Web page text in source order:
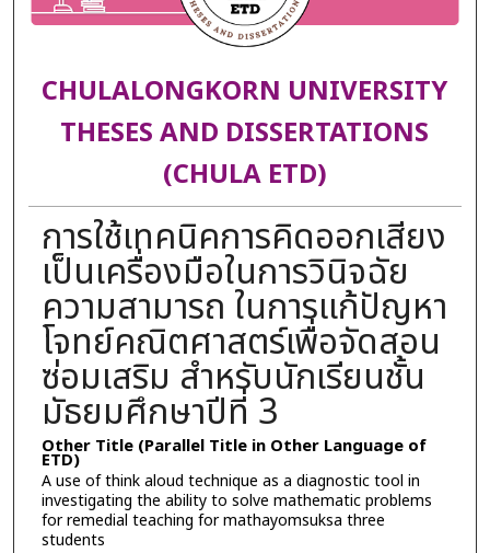
CHULALONGKORN UNIVERSITY
THESES AND DISSERTATIONS
(CHULA ETD)
การใช้เทคนิคการคิดออกเสียง
เป็นเครื่องมือในการวินิจฉัย
ความสามารถ ในการแก้ปัญหา
โจทย์คณิตศาสตร์เพื่อจัดสอน
ซ่อมเสริม สำหรับนักเรียนชั้น
มัธยมศึกษาปีที่ 3
Other Title (Parallel Title in Other Language of
ETD)
A use of think aloud technique as a diagnostic tool in
investigating the ability to solve mathematic problems
for remedial teaching for mathayomsuksa three
students